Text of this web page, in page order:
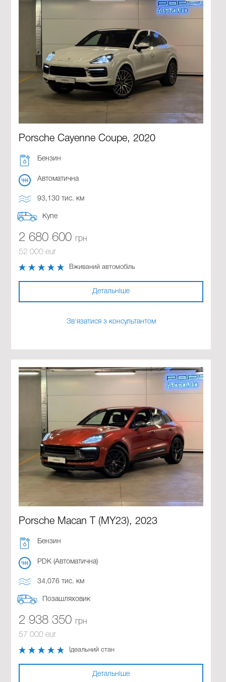
Porsche Cayenne Coupe, 2020
Бензин
Автоматична
93,130 тис. км
Купе
2 680 600 грн
52 000 eur
Вживаний автомобіль
Детальніше
Зв'язатися з консультантом
Porsche Macan T (MY23), 2023
Бензин
PDK (Автоматична)
34,076 тис. км
Позашляховик
2 938 350 грн
57 000 eur
Ідеальний стан
Детальніше